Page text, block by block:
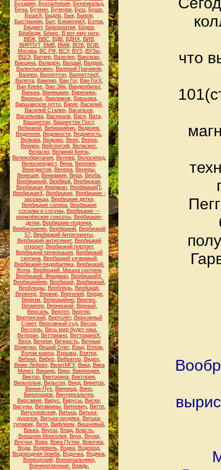
Бухарин, Бухгалтерия, Бухенвальд,
Буча Бучкин Бучкури Буш Буше
БушеХ, Быдло, Бык, Быков,
Быстрыкин Быт, БэкингемХ Бэлза
Бюджет, Бюрократия, Бёдра,
Бёрбедж, Бёрнс В рот ему ноги,
ВВЖ, ВВС, ВДВ, ВДНХ, ВИВ,
ВИРПУТ, ВМВ, ВМФ, ВОВ, ВОВ.
Москва, ВС РФ, ВСУ, ВУЗ ВУЗы,
ВШЭ, Вагнер, Вазелин, Ваксман,
Вакцина Валадон Валдай Валдор
Валентынович
Валерий Грачиков,
Валлон, Валлоттон, ВаллоттонХ,
Валюта Вампир Ван Гог, Ван ГогХ
Ван Клеве Ван Эйк Вандербильт,
Ванька Ванюшкин Вареники
Варенье, Варламов, Варшава,
Варшавское гетто Варяг, Василий
Василий Сталин, Васильев,
Васильева Васнецов Вася Вата
Вашингтон Вашингтон Пост,
Вебицкий Вебицкийню Веденев
Веденеев Ведомости Ведомость
Ведьма, Ведьмы, Веер, Веера,
Вейден Вейсенгоф Веласкес
Веласко, Великий Князь,
Великобритания Веллер Велосипед
Велосипедист, Вена Венгрия
Венедиктов Венера Венеры
Венеция, Вениамин, Вера, Верба,
Вербицикий Вербицй Вербицкая
Вербицкая Фридман ВербицкаяП
ВербицкаяХ Вербицкие Вербицкие -
засранцы, Вербицкие детки,
Вербицкие сатира Вербицкие
сосалки и сосуны, Вербицкие —
кремлёвские сексоты, Вербицкие-
детки Вербицкие-подонки
Вербицкиеню Вербицкий Вербицкий
57, Вербицкий Антисемиты,
Вербицкий антисемит, Вербицкий
откроет, Вербицкий портрет,
Вербицкий провокация Вербицкий
скотина, Вербицкий уязвимый,
Вербицкий-педофиляка, Вербицкий.
Жопа, Вербицкий. Мишка скотина,
Вербицкий. Фридман ВербицкийХ
Вербицкийню, Вербицкй, Вербицкмй,
Верблюды, Верблядь, Вербцкая,
Вервеер, Вервир, Вергилий, Верди,
Веризм
Верицкийню Верлен
Вермеер, Верницкий, Верный,
Версаль Вертеп Вертер
Вертинский Вертолёт, Верховный
Совет, Верховный суд Весна
Вессель Весь мир будет наш
Ветеран Веттриано ВеттрианоХ
Вехи, Вечеря, Вечность, Вечные
Вонючки Вещий Олег, Взад Взлом
Взлом компа, Взрывы, Взятки,
Вибеке, Вибер, Вибратор, Видео,
Виже-Лебрён, ВизитМГУ, Вика, Вика
Минет, Виканю Вики Википедия
Виктор Викторина Виктория
Вильгельм
Вильсон, Винд, Винегра,
Винни-Пух
Винница Вино
Виноградов Винтерхальтер
Вирсавия Вирус Вирусы Виски
Висуны Витамины Виткевич Витте
Витухновская, Витька, Витька-
дурачок, Витька-пиздяка, Витька-
тупарик, Витя, Вифлеем Вишневый,
Виька Вкусы Влад Власть
Внешняя Монголия, Внук, Внуки,
Внучки, Вова, Вова Путин, Вовочка,
Вода Водевиль Водка Водород
Водородная бомба Водочка Водяра
Воеводский, Военачальники,
Военнопленные Вождь
что